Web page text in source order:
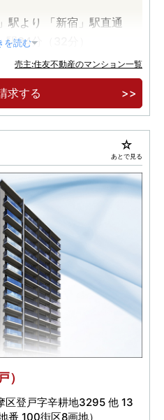
駅より 「新宿」駅直通
駅34分（32分）
レイな街並みに変わり、
地再開発事業」もつい
を読む
売主:住友不動産のマンション一覧
求する
あとで見る
）
区登戸字辛耕地3295 他 13
番 100街区8画地）